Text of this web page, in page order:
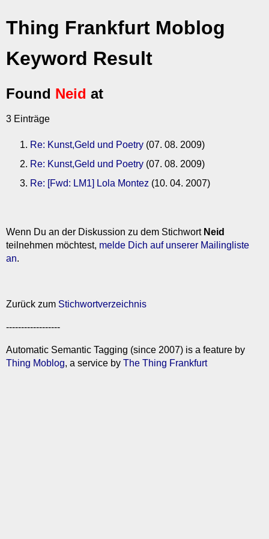
Thing Frankfurt Moblog
Keyword Result
Found Neid at
3 Einträge
Re: Kunst,Geld und Poetry (07. 08. 2009)
Re: Kunst,Geld und Poetry (07. 08. 2009)
Re: [Fwd: LM1] Lola Montez (10. 04. 2007)
Wenn Du an der Diskussion zu dem Stichwort Neid
teilnehmen möchtest, melde Dich auf unserer Mailingliste
an.
Zurück zum Stichwortverzeichnis
------------------
Automatic Semantic Tagging (since 2007) is a feature by
Thing Moblog, a service by The Thing Frankfurt